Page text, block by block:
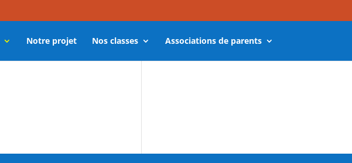
Notre projet Nos classes Associations de parents